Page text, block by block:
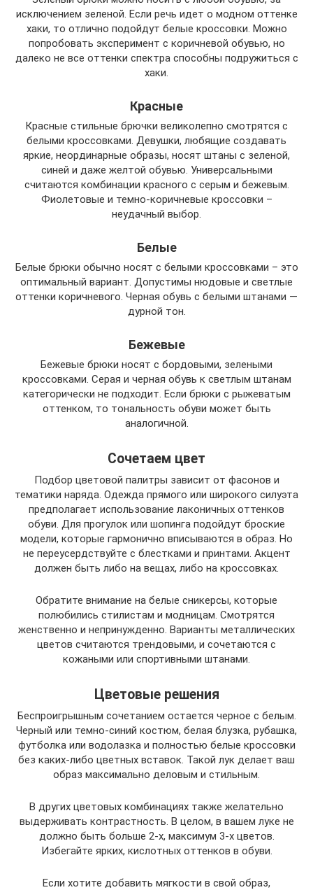
исключением зеленой. Если речь идет о модном оттенке
хаки, то отлично подойдут белые кроссовки. Можно
попробовать эксперимент с коричневой обувью, но
далеко не все оттенки спектра способны подружиться с
хаки.
Красные
Красные стильные брючки великолепно смотрятся с
белыми кроссовками. Девушки, любящие создавать
яркие, неординарные образы, носят штаны с зеленой,
синей и даже желтой обувью. Универсальными
считаются комбинации красного с серым и бежевым.
Фиолетовые и темно-коричневые кроссовки –
неудачный выбор.
Белые
Белые брюки обычно носят с белыми кроссовками – это
оптимальный вариант. Допустимы нюдовые и светлые
оттенки коричневого. Черная обувь с белыми штанами —
дурной тон.
Бежевые
Бежевые брюки носят с бордовыми, зелеными
кроссовками. Серая и черная обувь к светлым штанам
категорически не подходит. Если брюки с рыжеватым
оттенком, то тональность обуви может быть
аналогичной.
Сочетаем цвет
Подбор цветовой палитры зависит от фасонов и
тематики наряда. Одежда прямого или широкого силуэта
предполагает использование лаконичных оттенков
обуви. Для прогулок или шопинга подойдут броские
модели, которые гармонично вписываются в образ. Но
не переусердствуйте с блестками и принтами. Акцент
должен быть либо на вещах, либо на кроссовках.
Обратите внимание на белые сникерсы, которые
полюбились стилистам и модницам. Смотрятся
женственно и непринужденно. Варианты металлических
цветов считаются трендовыми, и сочетаются с
кожаными или спортивными штанами.
Цветовые решения
Беспроигрышным сочетанием остается черное с белым.
Черный или темно-синий костюм, белая блузка, рубашка,
футболка или водолазка и полностью белые кроссовки
без каких-либо цветных вставок. Такой лук делает ваш
образ максимально деловым и стильным.
В других цветовых комбинациях также желательно
выдерживать контрастность. В целом, в вашем луке не
должно быть больше 2-х, максимум 3-х цветов.
Избегайте ярких, кислотных оттенков в обуви.
Если хотите добавить мягкости в свой образ,